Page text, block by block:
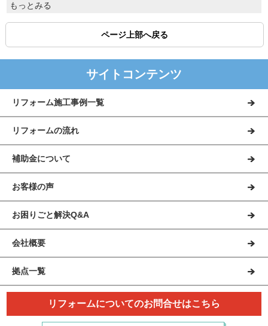
もっとみる
ページ上部へ戻る
サイトコンテンツ
リフォーム施工事例一覧
リフォームの流れ
補助金について
お客様の声
お困りごと解決Q&A
会社概要
拠点一覧
リフォームについてのお問合せはこちら